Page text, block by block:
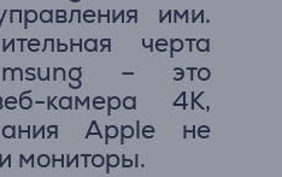
ими.
черта
– это
камера 4K,
Apple не
мониторы.